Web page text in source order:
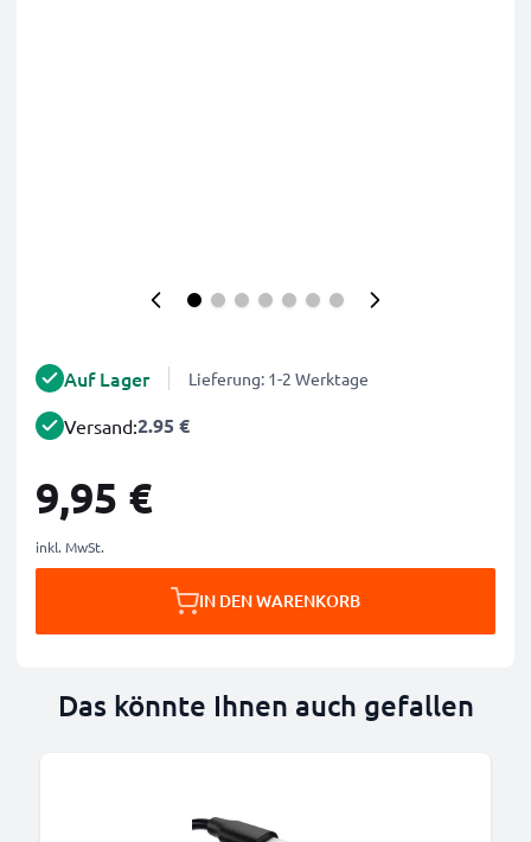
Auf Lager Lieferung: 1-2 Werktage
Versand:2.95 €
9,95 €
inkl. MwSt.
IN DEN WARENKORB
Das könnte Ihnen auch gefallen